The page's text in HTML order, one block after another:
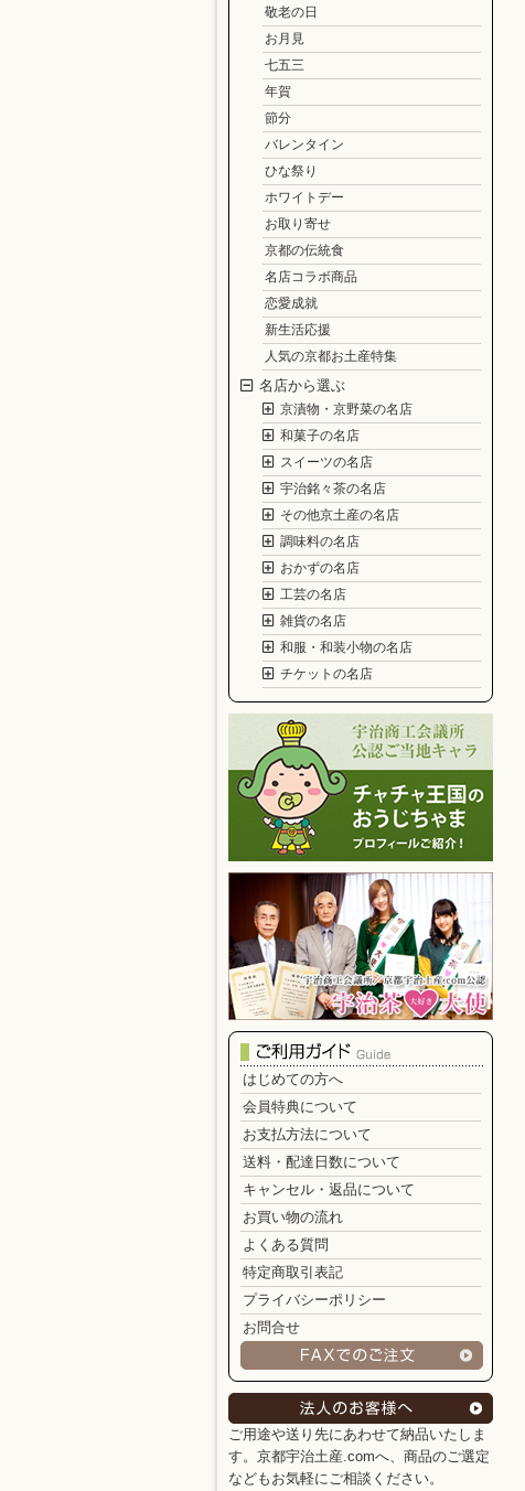
敬老の日
お月見
七五三
年賀
節分
バレンタイン
ひな祭り
ホワイトデー
お取り寄せ
京都の伝統食
名店コラボ商品
恋愛成就
新生活応援
人気の京都お土産特集
名店から選ぶ
京漬物・京野菜の名店
和菓子の名店
スイーツの名店
宇治銘々茶の名店
その他京土産の名店
調味料の名店
おかずの名店
工芸の名店
雑貨の名店
和服・和装小物の名店
チケットの名店
はじめての方へ
会員特典について
お支払方法について
送料・配達日数について
キャンセル・返品について
お買い物の流れ
よくある質問
特定商取引表記
プライバシーポリシー
お問合せ
ご用途や送り先にあわせて納品いたしま
す。京都宇治土産.comへ、商品のご選定
などもお気軽にご相談ください。